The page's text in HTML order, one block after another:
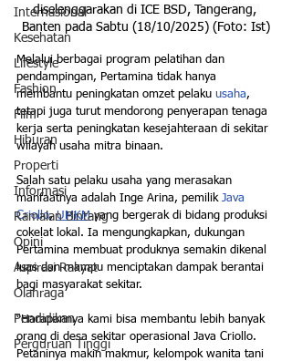
Internasional
Kesehatan
Lifestyle
Fashion
Film
Hiburan
Properti
Informasi
Ramalan Bintang
Opini
Aspirasi Rakyat
Olahraga
Pendidikan
Perguruan Tinggi
diselenggarakan di ICE BSD, Tangerang,
Banten pada Sabtu (18/10/2025) (Foto: Ist)
Melalui berbagai program pelatihan dan
pendampingan, Pertamina tidak hanya
membantu peningkatan omzet pelaku usaha,
tetapi juga turut mendorong penyerapan tenaga
kerja serta peningkatan kesejahteraan di sekitar
wilayah usaha mitra binaan.
Salah satu pelaku usaha yang merasakan
manfaatnya adalah Inge Arina, pemilik Java
Criollo, UMKM yang bergerak di bidang produksi
cokelat lokal. Ia mengungkapkan, dukungan
Pertamina membuat produknya semakin dikenal
luas dan mampu menciptakan dampak berantai
bagi masyarakat sekitar.
“Harapannya kami bisa membantu lebih banyak
orang di desa sekitar operasional Java Criollo.
Petaninya makin makmur, kelompok wanita tani